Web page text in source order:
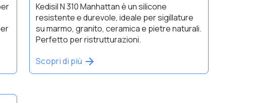
Kedisil N 310 Manhattan è un silicone
resistente e durevole, ideale per sigillature
su marmo, granito, ceramica e pietre naturali.
Perfetto per ristrutturazioni.
Scopri di più